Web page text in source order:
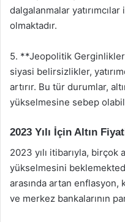
dalgalanmalar
olmaktadır.
5. **Jeopolitik
siyasi belirsizlikler,
artırır. Bu tür durumlar,
yükselmesine sebep
2023 Yılı İçin Altın
2023 yılı itibarıyla, birçok
yükselmesini
arasında artan
ve merkez bankalarının